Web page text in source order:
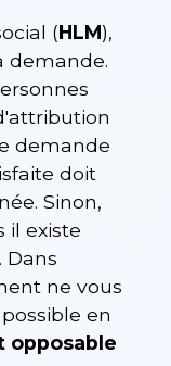
(HLM),
demande.
demande
doit
Sinon,
il existe
Dans
ne vous
en
opposable